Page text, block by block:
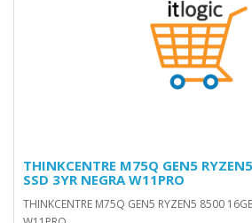
THINKCENTRE M75Q GEN5
SSD 3YR NEGRA W11PRO
THINKCENTRE M75Q GEN5 RYZEN5 8500